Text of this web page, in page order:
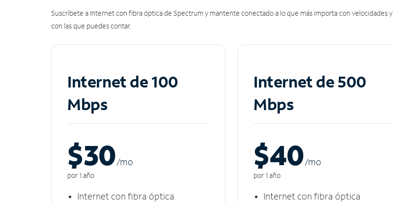
Suscríbete a Internet con fibra óptica de Spectrum y mantente conectado a lo que más importa con velocidades
con las que puedes contar.
Internet de 100
Mbps
$30/mo
por 1 año
Internet con fibra óptica
Internet de 500
Mbps
$40/mo
por 1 año
Internet con fibra óptica